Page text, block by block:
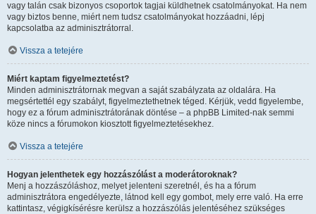
vagy talán csak bizonyos csoportok tagjai küldhetnek csatolmányokat. Ha nem
vagy biztos benne, miért nem tudsz csatolmányokat hozzáadni, lépj
kapcsolatba az adminisztrátorral.
Vissza a tetejére
Miért kaptam figyelmeztetést?
Minden adminisztrátornak megvan a saját szabályzata az oldalára. Ha
megsértettél egy szabályt, figyelmeztethetnek téged. Kérjük, vedd figyelembe,
hogy ez a fórum adminisztrátorának döntése – a phpBB Limited-nak semmi
köze nincs a fórumokon kiosztott figyelmeztetésekhez.
Vissza a tetejére
Hogyan jelenthetek egy hozzászólást a moderátoroknak?
Menj a hozzászóláshoz, melyet jelenteni szeretnél, és ha a fórum
adminisztrátora engedélyezte, látnod kell egy gombot, mely erre való. Ha erre
kattintasz, végigkísérésre kerülsz a hozzászólás jelentéséhez szükséges